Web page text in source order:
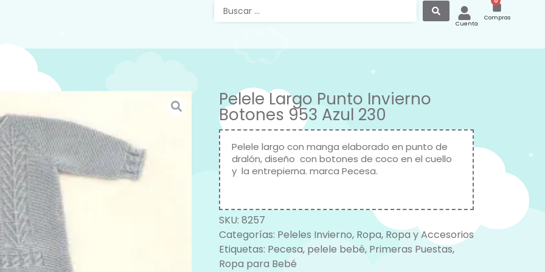
Cuenta
Compras
Pelele Largo Punto Invierno
Botones 953 Azul 230
Pelele largo con manga elaborado en punto de
dralón, diseño con botones de coco en el cuello
y la entrepierna. marca Pecesa.
SKU: 8257
Categorías: Peleles Invierno, Ropa, Ropa y Accesorios
Etiquetas: Pecesa, pelele bebé, Primeras Puestas,
Ropa para Bebé